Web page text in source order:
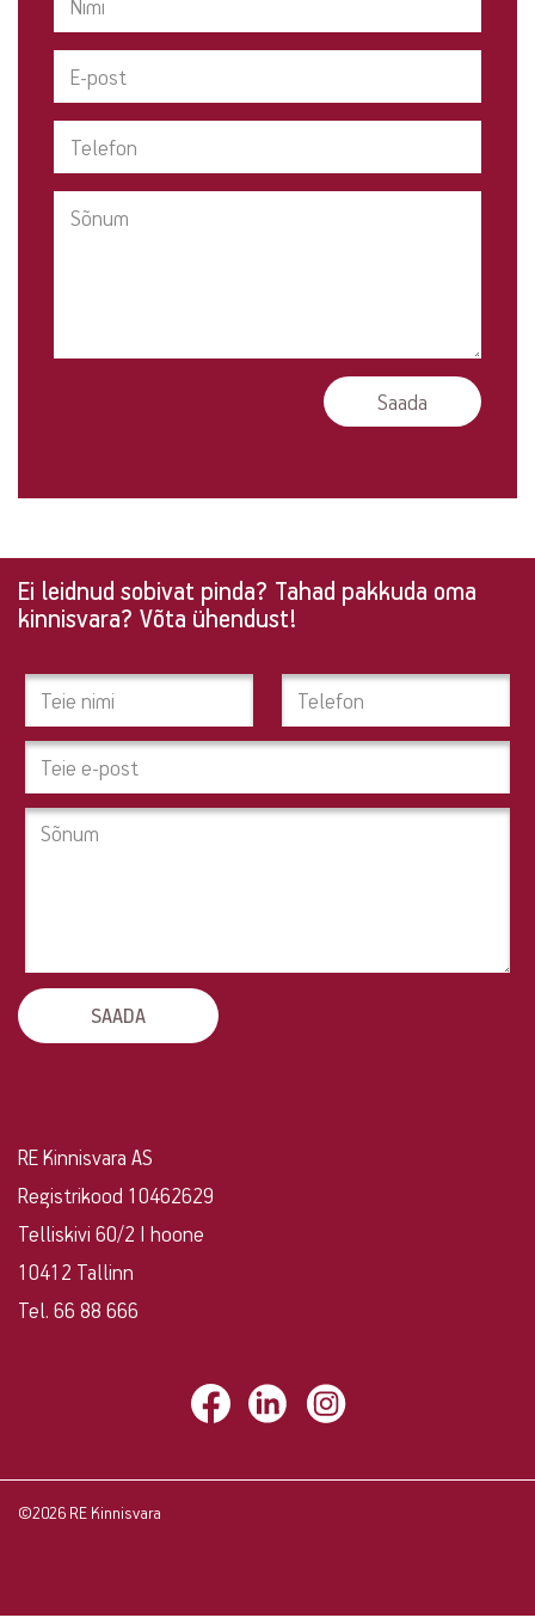
Ei
leidnud
sobivat
pinda?
Tahad
pakkuda
oma
RE Kinnisvara AS
Registrikood 10462629
Telliskivi 60/2 I hoone
10412 Tallinn
Tel. 66 88 666
Ei leidnud sobivat pinda? Tahad pakkuda oma
kinnisvara? Võta ühendust!
©2026 RE Kinnisvara